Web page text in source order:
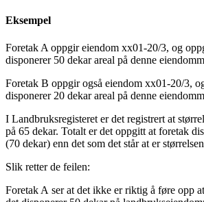
Eksempel
Foretak A oppgir eiendom xx01-20/3, og
disponerer 50 dekar areal på denne
Foretak B oppgir også eiendom xx01-20/3,
disponerer 20 dekar areal på denne
I Landbruksregisteret er det registrert at
på 65 dekar. Totalt er det oppgitt at foretak
(70 dekar) enn det som det står at er
Slik retter de feilen:
Foretak A ser at det ikke er riktig å føre opp at